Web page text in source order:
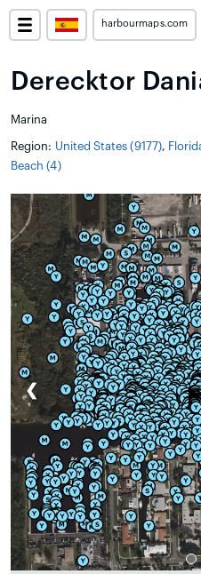
harbourmaps.com
Derecktor
Marina
Region: United States (9177),
Beach (4)
❮